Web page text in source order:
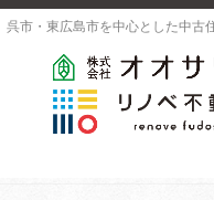
呉市・東広島市を中心とした中古